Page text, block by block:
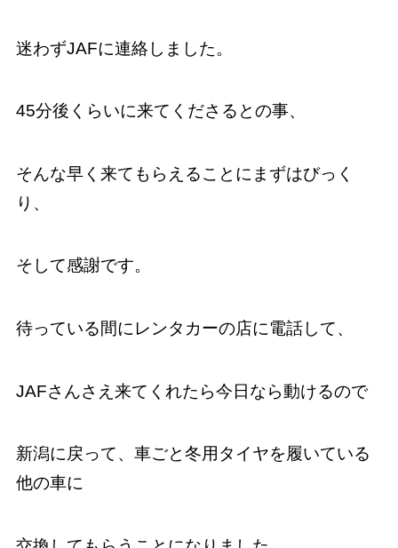
迷わずJAFに連絡しました。
45分後くらいに来てくださるとの事、
そんな早く来てもらえることにまずはびっく
り、
そして感謝です。
待っている間にレンタカーの店に電話して、
JAFさんさえ来てくれたら今日なら動けるので
新潟に戻って、車ごと冬用タイヤを履いている
他の車に